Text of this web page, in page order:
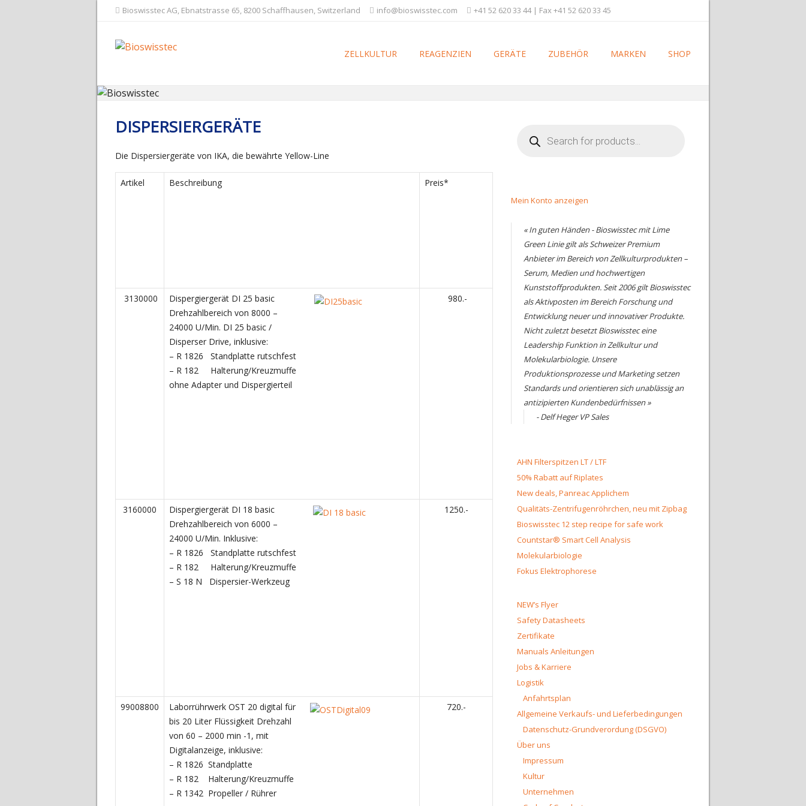
Bioswisstec AG, Ebnatstrasse 65, 8200 Schaffhausen, Switzerland info@bioswisstec.com +41 52 620 33 44 | Fax +41 52 620 33 45
ZELLKULTUR REAGENZIEN GERÄTE ZUBEHÖR MARKEN SHOP
DISPERSIERGERÄTE
Die Dispersiergeräte von IKA, die bewährte Yellow-Line
Artikel Beschreibung Preis*
3130000
Dispergiergerät DI 25 basic
Drehzahlbereich von 8000 –
24000 U/Min. DI 25 basic /
Disperser Drive, inklusive:
– R 1826 Standplatte rutschfest
– R 182 Halterung/Kreuzmuffe
ohne Adapter und Dispergierteil
980.-
3160000
Dispergiergerät DI 18 basic
Drehzahlbereich von 6000 –
24000 U/Min. Inklusive:
– R 1826 Standplatte rutschfest
– R 182 Halterung/Kreuzmuffe
– S 18 N Dispersier-Werkzeug
1250.-
99008800
Laborrührwerk OST 20 digital für
bis 20 Liter Flüssigkeit Drehzahl
von 60 – 2000 min -1, mit
Digitalanzeige, inklusive:
– R 1826 Standplatte
– R 182 Halterung/Kreuzmuffe
– R 1342 Propeller / Rührer
720.-
search
Mein Konto anzeigen
« In guten Händen - Bioswisstec mit Lime
Green Linie gilt als Schweizer Premium
Anbieter im Bereich von Zellkulturprodukten –
Serum, Medien und hochwertigen
Kunststoffprodukten. Seit 2006 gilt Bioswisstec
als Aktivposten im Bereich Forschung und
Entwicklung neuer und innovativer Produkte.
Nicht zuletzt besetzt Bioswisstec eine
Leadership Funktion in Zellkultur und
Molekularbiologie. Unsere
Produktionsprozesse und Marketing setzen
Standards und orientieren sich unablässig an
antizipierten Kundenbedürfnissen »
- Delf Heger VP Sales
AHN Filterspitzen LT / LTF
50% Rabatt auf Riplates
New deals, Panreac Applichem
Qualitäts-Zentrifugenröhrchen, neu mit Zipbag
Bioswisstec 12 step recipe for safe work
Countstar® Smart Cell Analysis
Molekularbiologie
Fokus Elektrophorese
NEW’s Flyer
Safety Datasheets
Zertifikate
Manuals Anleitungen
Jobs & Karriere
Logistik
Anfahrtsplan
Allgemeine Verkaufs- und Lieferbedingungen
Datenschutz-Grundverordung (DSGVO)
Über uns
Impressum
Kultur
Unternehmen